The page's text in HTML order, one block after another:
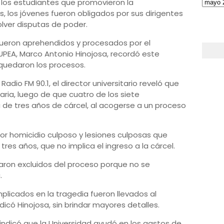
estudiantes que promovieron la
los jóvenes fueron obligados por sus dirigentes
disputas de poder.
aprehendidos y procesados por el
Marco Antonio Hinojosa, recordó este
los procesos.
FM 90.1, el director universitario reveló que
luego de que cuatro de los siete
tres años de cárcel, al acogerse a un proceso
homicidio culposo y lesiones culposas que
años, que no implica el ingreso a la cárcel.
excluidos del proceso porque no se
en la tragedia fueron llevados al
Hinojosa, sin brindar mayores detalles.